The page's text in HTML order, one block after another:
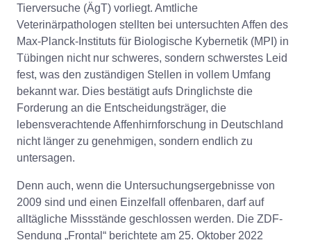
Tierversuche (ÄgT) vorliegt. Amtliche
Veterinärpathologen stellten bei untersuchten Affen des
Max-Planck-Instituts für Biologische Kybernetik (MPI) in
Tübingen nicht nur schweres, sondern schwerstes Leid
fest, was den zuständigen Stellen in vollem Umfang
bekannt war. Dies bestätigt aufs Dringlichste die
Forderung an die Entscheidungsträger, die
lebensverachtende Affenhirnforschung in Deutschland
nicht länger zu genehmigen, sondern endlich zu
untersagen.
Denn auch, wenn die Untersuchungsergebnisse von
2009 sind und einen Einzelfall offenbaren, darf auf
alltägliche Missstände geschlossen werden. Die ZDF-
Sendung „Frontal“ berichtete am 25. Oktober 2022